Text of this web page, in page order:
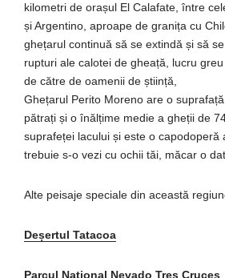
kilometri de orașul El Calafate, între
și Argentino, aproape de granița cu
ghețarul continuă să se extindă și să
rupturi ale calotei de gheață, lucru
de către de oamenii de știință,
Ghețarul Perito Moreno are o
pătrați și o înălțime medie a gheții de
suprafeței lacului și este o capodoperă
trebuie s-o vezi cu ochii tăi, măcar o
Alte peisaje speciale din această
Deșertul Tatacoa
Parcul National Nevado Tres Cruces